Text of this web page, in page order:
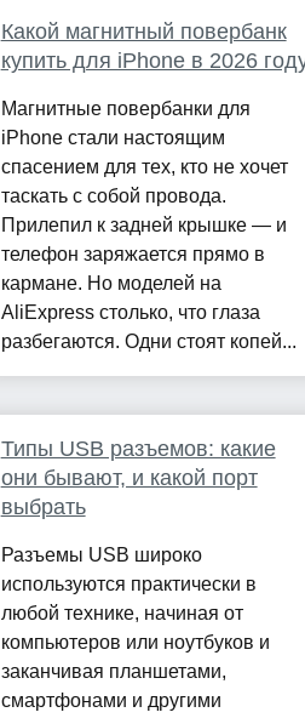
Какой магнитный повербанк
купить для iPhone в 2026
Магнитные повербанки для
iPhone стали настоящим
спасением для тех, кто не хочет
таскать с собой провода.
Прилепил к задней крышке — и
телефон заряжается прямо в
кармане. Но моделей на
AliExpress столько, что глаза
разбегаются. Одни стоят копей...
Типы USB разъемов: какие
они бывают, и какой порт
выбрать
Разъемы USB широко
используются практически в
любой технике, начиная от
компьютеров или ноутбуков и
заканчивая планшетами,
смартфонами и другими